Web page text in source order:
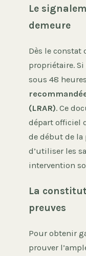
Le
demeure
Dès le constat
propriétaire.
sous 48
(LRAR). Ce
départ officiel
de début de
d’utiliser les
intervention
La
preuves
Pour obtenir
prouver